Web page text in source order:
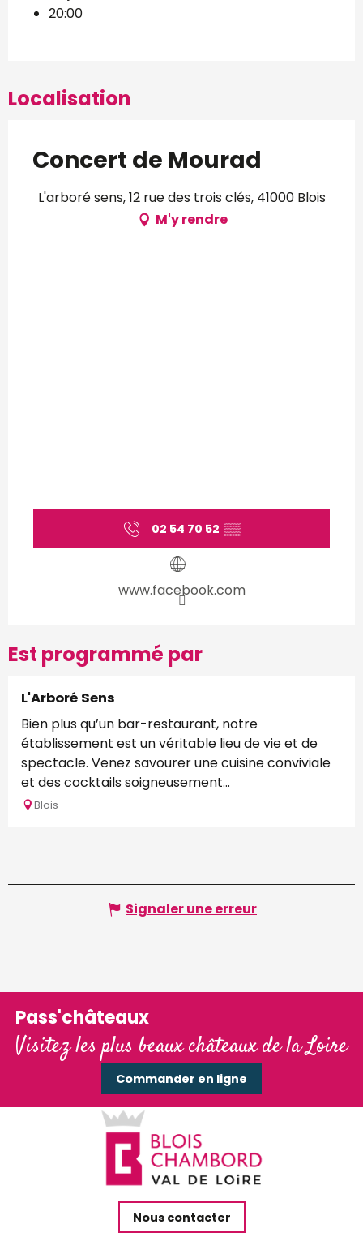
20:00
Localisation
Concert de Mourad
L'arboré sens, 12 rue des trois clés, 41000 Blois
M'y rendre
02 54 70 52 ▒▒
www.facebook.com
Est programmé par
L'Arboré Sens
Bien plus qu’un bar-restaurant, notre
établissement est un véritable lieu de vie et de
spectacle. Venez savourer une cuisine conviviale
et des cocktails soigneusement...
Blois
Signaler une erreur
Pass'châteaux
Visitez les plus beaux châteaux de la Loire
Commander en ligne
Nous contacter